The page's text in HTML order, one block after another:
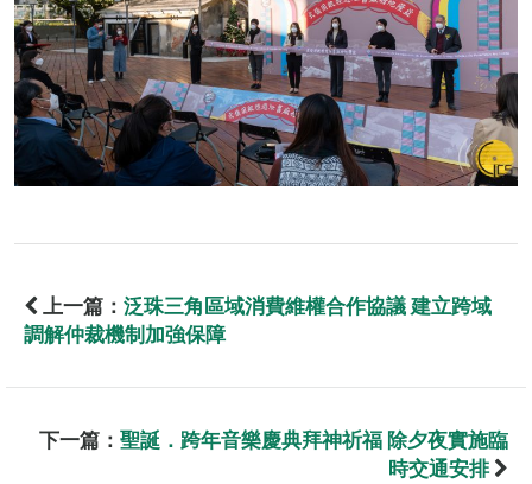
上一篇： 泛珠三角區域消費維權合作協議 建立跨域
調解仲裁機制加強保障
下一篇： 聖誕．跨年音樂慶典拜神祈福 除夕夜實施臨
時交通安排